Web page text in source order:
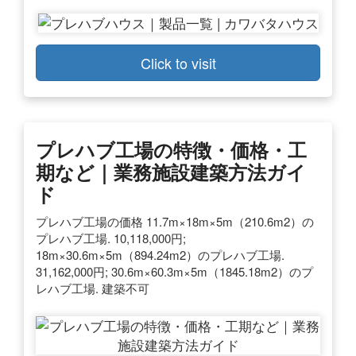
Click to visit
プレハブ工場の特徴・価格・工
期など｜業務施設建築方法ガイ
ド
プレハブ工場の価格 11.7m×18m×5m（210.6m2）の
プレハブ工場. 10,118,000円;
18m×30.6m×5m（894.24m2）のプレハブ工場.
31,162,000円; 30.6m×60.3m×5m（1845.18m2）のプ
レハブ工場. 建築不可